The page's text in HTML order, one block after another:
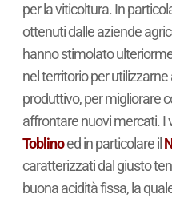
per la viticoltura. In
ottenuti dalle aziende
hanno stimolato
nel territorio per
produttivo, per migliorare
affrontare nuovi mercati. I
Toblinoed in particolare il
caratterizzati dal giusto
buona acidità fissa, la